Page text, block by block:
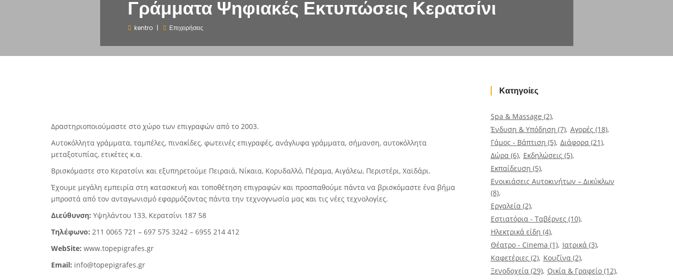
Γράμματα Ψηφιακές Εκτυπώσεις Κερατσίνι
kentro Επιχειρήσεις
Δραστηριοποιούμαστε στο χώρο των επιγραφών από το 2003.
Αυτοκόλλητα γράμματα, ταμπέλες, πινακίδες, φωτεινές επιγραφές, ανάγλυφα γράμματα, σήμανση, αυτοκόλλητα
μεταξοτυπίας, ετικέτες κ.α.
Βρισκόμαστε στο Κερατσίνι και εξυπηρετούμε Πειραιά, Νίκαια, Κορυδαλλό, Πέραμα, Αιγάλεω, Περιστέρι, Χαϊδάρι.
Έχουμε μεγάλη εμπειρία στη κατασκευή και τοποθέτηση επιγραφών και προσπαθούμε πάντα να βρισκόμαστε ένα βήμα
μπροστά από τον ανταγωνισμό εφαρμόζοντας πάντα την τεχνογνωσία μας και τις νέες τεχνολογίες.
Διεύθυνση: Υψηλάντου 133, Κερατσίνι 187 58
Τηλέφωνο: 211 0065 721 – 697 575 3242 – 6955 214 412
WebSite: www.topepigrafes.gr
Email: info@topepigrafes.gr
Κατηγοίες
Spa & Massage (2)
Ένδυση & Υπόδηση (7) Αγορές(18)
Γάμος - Βάπτιση (5) Διάφορα(21)
Δώρα(6) Εκδηλώσεις(5)
Εκπαίδευση (5)
Ενοικιάσεις Αυτοκινήτων – Δικύκλων
(8)
Εργαλεία(2)
Εστιατόρια - Ταβέρνες(10)
Ηλεκτρικά είδη (4)
Θέατρο - Cinema (1) Ιατρικά(3)
Καφετέριες(2) Κουζίνα(2)
Ξενοδοχεία(29) Οικία & Γραφείο(12)